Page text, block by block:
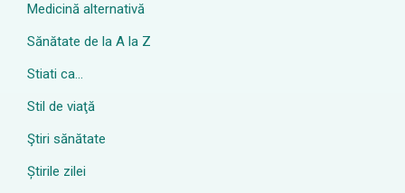
Medicină alternativă
Sănătate de la A la Z
Stiati ca…
Stil de viaţă
Ştiri sănătate
Știrile zilei